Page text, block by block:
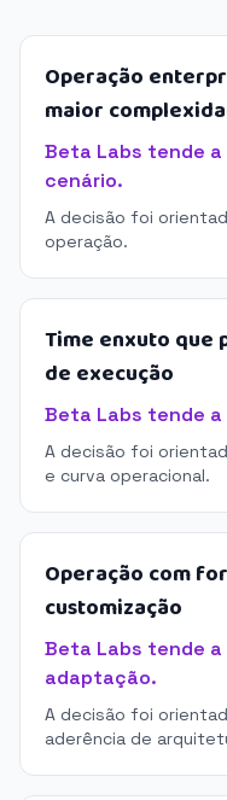
Operação
maior
Beta Labs tende
cenário.
A decisão foi
operação.
Time enxuto que
de execução
Beta Labs tende
A decisão foi
e curva operacional.
Operação com
customização
Beta Labs tende
adaptação.
A decisão foi
aderência de